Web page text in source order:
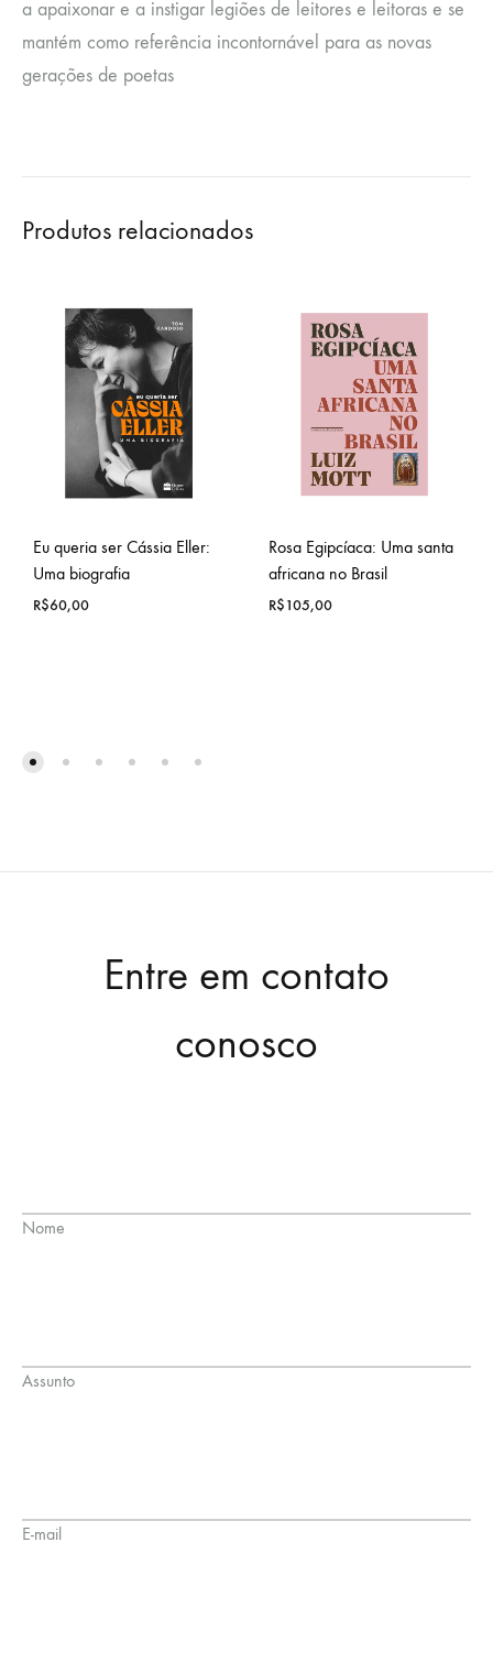
a apaixonar e a instigar legiões de leitores e leitoras e se
mantém como referência incontornável para as novas
gerações de poetas
Produtos relacionados
Eu queria ser Cássia Eller:
Uma biografia
R$60,00
Rosa Egipcíaca: Uma santa
africana no Brasil
R$105,00
Entre em contato
conosco
Nome
Assunto
E-mail